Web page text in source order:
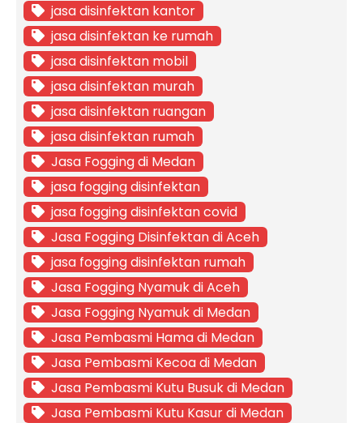
jasa disinfektan kantor
jasa disinfektan ke rumah
jasa disinfektan mobil
jasa disinfektan murah
jasa disinfektan ruangan
jasa disinfektan rumah
Jasa Fogging di Medan
jasa fogging disinfektan
jasa fogging disinfektan covid
Jasa Fogging Disinfektan di Aceh
jasa fogging disinfektan rumah
Jasa Fogging Nyamuk di Aceh
Jasa Fogging Nyamuk di Medan
Jasa Pembasmi Hama di Medan
Jasa Pembasmi Kecoa di Medan
Jasa Pembasmi Kutu Busuk di Medan
Jasa Pembasmi Kutu Kasur di Medan